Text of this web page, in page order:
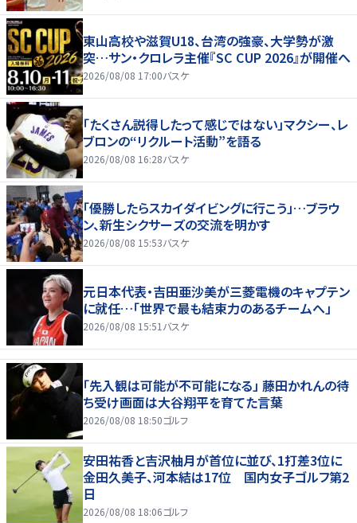
東山高校や滋賀U18、台湾の強豪、大学勢が激
突…サン・クロレラ主催『SC CUP 2026』が開催へ
2026/08/08 17:00バスケ
「たくさん説得したって感じではない」マクシー、レ
ブロンの“リクルート活動”を語る
2026/08/08 16:28バスケ
「優勝したらスカイダイビングに行こう」…ブラウ
ン、新生シクサーズの交流を明かす
2026/08/08 15:53バスケ
元日本代表・吉田亜沙美が三菱電機のキャプテン
に就任…「世界で最も結束力のあるチームへ」
2026/08/08 15:51 バスケ
「先入観は可能が不可能になる」 藤田かれんの待
ち受け画面は大谷翔平を育てた言葉
2026/08/08 18:50ゴルフ
安田祐香と吉沢柚月が首位に並び、1打差3位に
金田久美子、河本結は17位 国内女子ゴルフ第2
日
2026/08/08 18:06ゴルフ